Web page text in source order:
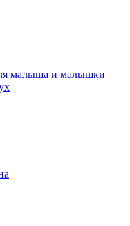
малыша и малышки